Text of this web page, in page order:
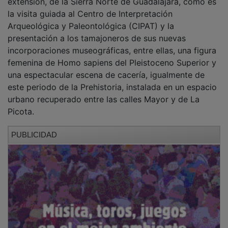
la visita guiada al Centro de Interpretación
Arqueológica y Paleontológica (CIPAT) y la
presentación a los tamajoneros de sus nuevas
incorporaciones museográficas, entre ellas, una figura
femenina de Homo sapiens del Pleistoceno Superior y
una espectacular escena de cacería, igualmente de
este periodo de la Prehistoria, instalada en un espacio
urbano recuperado entre las calles Mayor y de La
Picota.